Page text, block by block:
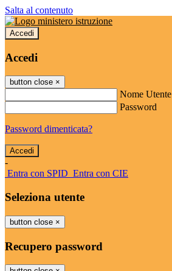
Salta al contenuto
Accedi
Accedi
button close ×
Nome Utente
Password
Password dimenticata?
-
Entra con SPID Entra con CIE
Seleziona utente
button close ×
Recupero password